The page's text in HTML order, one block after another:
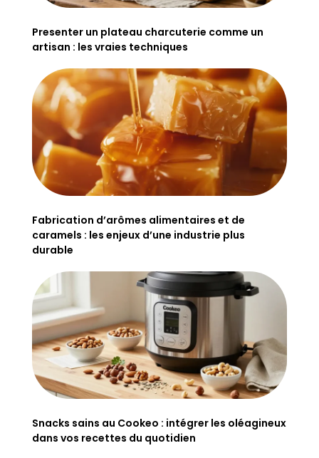
Presenter un plateau charcuterie comme un
artisan : les vraies techniques
Fabrication d’arômes alimentaires et de
caramels : les enjeux d’une industrie plus
durable
Snacks sains au Cookeo : intégrer les oléagineux
dans vos recettes du quotidien